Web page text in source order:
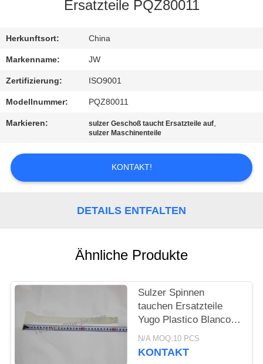
NACHRICHTEN
REFERENZEN
PRIVACY
POLICY
Ersatzteile PQZ80011
Herkunftsort: China
Markenname: JW
Zertifizierung: ISO9001
Modellnummer: PQZ80011
Markieren: sulzer Geschoß taucht Ersatzteile auf,
sulzer Maschinenteile
KONTAKT!
DETAILS ENTFALTEN
Ähnliche Produkte
Sulzer Spinnen
tauchen Ersatzteile
Yugo Plastico Blanco
Length 302mm auf
N/A MOQ:10 PCS
KONTAKT